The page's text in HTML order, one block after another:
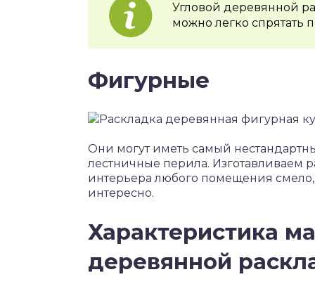
Угловой деревянной
можно легко спрятать
Фигурные
Они могут иметь самый
лестничные перила. Изготавливаем
интерьера любого помещения смело,
интересно.
Характеристика
деревянной